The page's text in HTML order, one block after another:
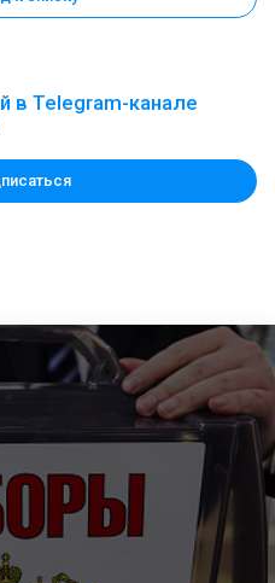
в Telegram-канале